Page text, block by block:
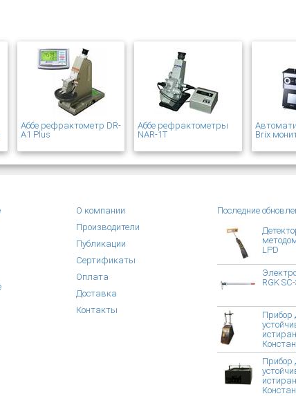
Аббе рефрактометр DR-
A1 Plus
Аббе рефрактометры
NAR-1T
Brix
О компании
Производители
Публикации
Сертификаты
Оплата
Доставка
Контакты
Последние
LPD
RGK
Прибор
Прибор